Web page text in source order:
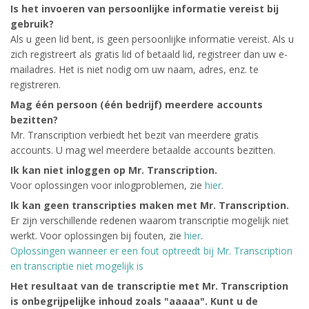
Is het invoeren van persoonlijke informatie vereist bij
gebruik?
Als u geen lid bent, is geen persoonlijke informatie vereist. Als u
zich registreert als gratis lid of betaald lid, registreer dan uw e-
mailadres. Het is niet nodig om uw naam, adres, enz. te
registreren.
Mag één persoon (één bedrijf) meerdere accounts
bezitten?
Mr. Transcription verbiedt het bezit van meerdere gratis
accounts. U mag wel meerdere betaalde accounts bezitten.
Ik kan niet inloggen op Mr. Transcription.
Voor oplossingen voor inlogproblemen, zie hier.
Ik kan geen transcripties maken met Mr. Transcription.
Er zijn verschillende redenen waarom transcriptie mogelijk niet
werkt. Voor oplossingen bij fouten, zie hier.
Oplossingen wanneer er een fout optreedt bij Mr. Transcription
en transcriptie niet mogelijk is
Het resultaat van de transcriptie met Mr. Transcription
is onbegrijpelijke inhoud zoals "aaaaa". Kunt u de